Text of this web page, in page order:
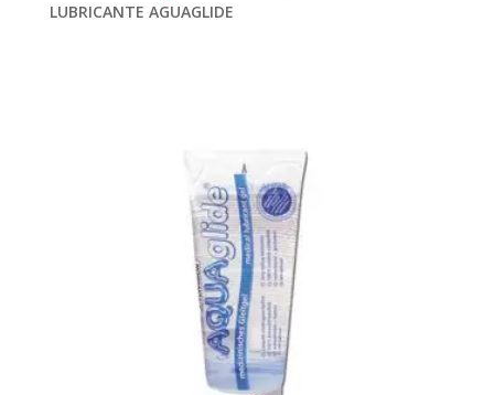
LUBRICANTE AGUAGLIDE